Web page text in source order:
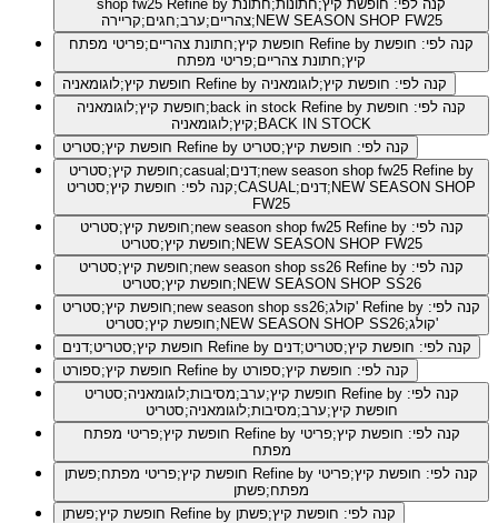
shop fw25 Refine by קנה לפי: חופשת קיץ;חתונות;חתונת
צהריים;ערב;חגים;קריירה;NEW SEASON SHOP FW25
Refine by קנה לפי: חופשת
קיץ;חתונת צהריים;פריטי מפתח
Refine by קנה לפי: חופשת קיץ;לוגומאניה
חופשת קיץ;לוגומאניה;back in stock Refine by קנה לפי: חופשת
קיץ;לוגומאניה;BACK IN STOCK
Refine by קנה לפי: חופשת קיץ;סטריט
חופשת קיץ;סטריט;casual;דנים;new season shop fw25 Refine by
קנה לפי: חופשת קיץ;סטריט;CASUAL;דנים;NEW SEASON SHOP
FW25
חופשת קיץ;סטריט;new season shop fw25 Refine by קנה לפי:
חופשת קיץ;סטריט;NEW SEASON SHOP FW25
חופשת קיץ;סטריט;new season shop ss26 Refine by קנה לפי:
חופשת קיץ;סטריט;NEW SEASON SHOP SS26
חופשת קיץ;סטריט;new season shop ss26;קולג' Refine by קנה לפי:
חופשת קיץ;סטריט;NEW SEASON SHOP SS26;קולג'
Refine by קנה לפי: חופשת קיץ;סטריט;דנים
Refine by קנה לפי: חופשת קיץ;ספורט
Refine by קנה לפי:
חופשת קיץ;ערב;מסיבות;לוגומאניה;סטריט
Refine by קנה לפי: חופשת קיץ;פריטי
מפתח
Refine by קנה לפי: חופשת קיץ;פריטי
מפתח;פשתן
Refine by קנה לפי: חופשת קיץ;פשתן